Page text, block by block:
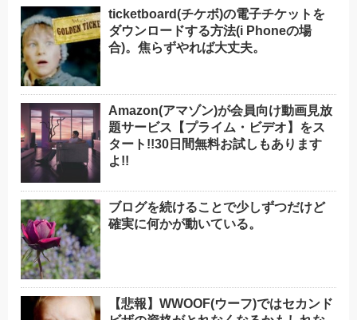
ticketboard(チケボ)の電子チケットを
ダウンロードする方法(i Phoneの場
合)。焦らずやれば大丈夫。
Amazon(アマゾン)が会員向け動画見放
題サービス【プライム・ビデオ】をス
タート!!30日間無料お試しもあります
よ!!
ブログを続けることで少しずつだけど
確実に何かが動いている。
【悲報】WWOOF(ウーフ)ではセカンド